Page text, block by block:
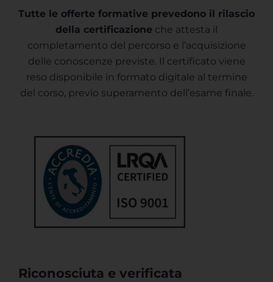
Tutte le offerte formative prevedono il rilascio
della certificazione che attesta il
completamento del percorso e l’acquisizione
delle conoscenze previste. Il certificato viene
reso disponibile in formato digitale al termine
del corso, previo superamento dell’esame finale.
Riconosciuta e verificata